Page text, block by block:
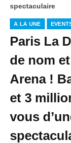
spectaculaire
A LA UNE
Paris La
de nom
Arena !
et 3
vous